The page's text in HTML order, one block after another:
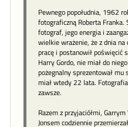
Pewnego popołudnia, 1962
fotograficzną Roberta Franka.
fotograf, jego energia i
wielkie wrażenie, że z dnia na
pracę i postanowił poświęcić
Harry Gordo, nie miał do
pożegnalny sprezentował
miał wtedy 22 lata.
zawsze.
Razem z przyjaciółmi,
Jonsem codziennie